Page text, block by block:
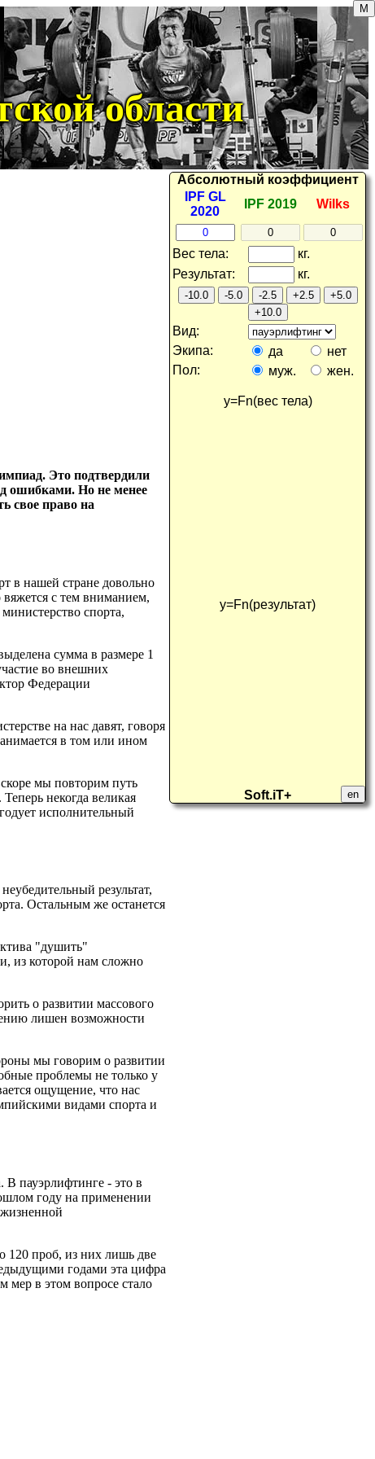
области
Это подтвердили
ошибками. Но не менее
свое право на
в нашей стране довольно
с тем вниманием,
спорта,
сумма в размере 1
во внешних
Федерации
на нас давят, говоря
в том или ином
мы повторим путь
некогда великая
исполнительный
результат,
Остальным же останется
"душить"
из которой нам сложно
о развитии массового
лишен возможности
мы говорим о развитии
проблемы не только у
ощущение, что нас
видами спорта и
В пауэрлифтинге - это в
году на применении
120 проб, из них лишь две
годами эта цифра
мер в этом вопросе стало
Абсолютный коэффициент
IPF GL
2020
IPF 2019 Wilks
вес тела:
кг.
результат: кг.
-10.0 -5.0 -2.5 +2.5
+5.0
+10.0
вид:
экипа:
да
нет
пол:
муж. жен.
en
y=Fn(вес тела)
y=Fn(результат)
Soft.iT+